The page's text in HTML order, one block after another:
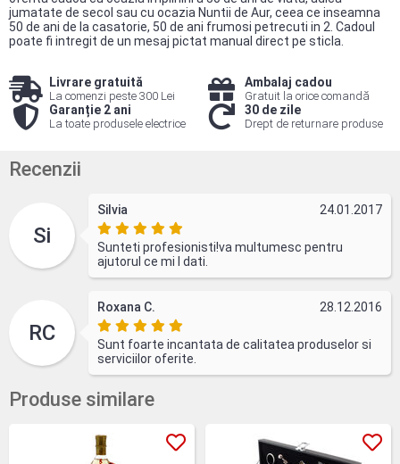
jumatate de secol sau cu ocazia Nuntii de Aur, ceea ce inseamna
50 de ani de la casatorie, 50 de ani frumosi petrecuti in 2. Cadoul
poate fi intregit de un mesaj pictat manual direct pe sticla.
Livrare gratuită
La comenzi peste 300 Lei
Ambalaj cadou
Gratuit la orice comandă
Garanție 2 ani
La toate produsele electrice
30 de zile
Drept de returnare produse
Recenzii
Si
Silvia 24.01.2017
Sunteti profesionisti!va multumesc pentru
ajutorul ce mi l dati.
RC
Roxana C. 28.12.2016
Sunt foarte incantata de calitatea produselor si
serviciilor oferite.
Produse similare